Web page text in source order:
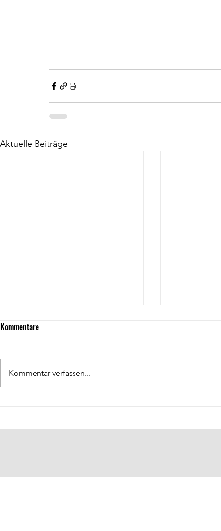
Aktuelle Beiträge
Kommentare
Kommentar verfassen...